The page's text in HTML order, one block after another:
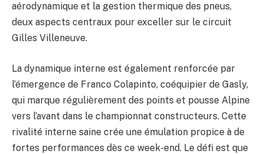
aérodynamique et la gestion thermique des pneus,
deux aspects centraux pour exceller sur le circuit
Gilles Villeneuve.
La dynamique interne est également renforcée par
l’émergence de Franco Colapinto, coéquipier de Gasly,
qui marque régulièrement des points et pousse Alpine
vers l’avant dans le championnat constructeurs. Cette
rivalité interne saine crée une émulation propice à de
fortes performances dès ce week-end. Le défi est que